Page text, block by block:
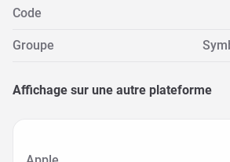
Code
Groupe
Affichage sur une autre plateforme